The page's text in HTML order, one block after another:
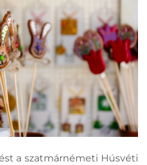
a szatmárnémeti Húsvéti